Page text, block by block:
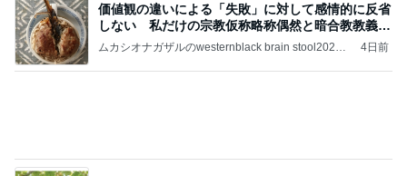
価値観の違いによる「失敗」に対して感情的に反省
しない 私だけの宗教仮称略称偶然と暗合教教義候
補
ムカシオナガザルのwesternblack brain stool2024
ガザル
4日前